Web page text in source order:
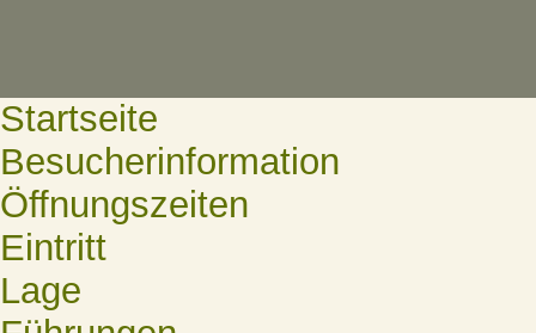
Startseite
Besucherinformation
Öffnungszeiten
Eintritt
Lage